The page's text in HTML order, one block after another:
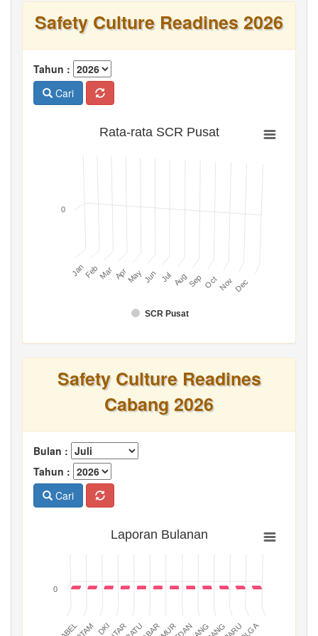
Safety Culture Readines 2026
Tahun :
Cari
Rata-rata SCR Pusat
SCR Pusat
JanFebMar AprMay Jun Jul AugSep OctNovDec
0
Safety Culture Readines
Cabang 2026
Bulan :
Tahun :
Cari
Laporan Bulanan
DKI
0